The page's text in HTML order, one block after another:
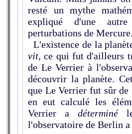
resté un mythe
expliqué d'une
perturbations de
L'existence de la
vit, ce qui fut d'ailleurs
de Le Verrier à
découvrir la planète.
que Le Verrier fut sûr
en eut calculé les
Verrier a déterminé
l'observatoire de Berlin a